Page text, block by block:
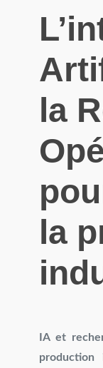
la
la
IA et